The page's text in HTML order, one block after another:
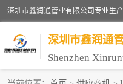
深圳市鑫润通